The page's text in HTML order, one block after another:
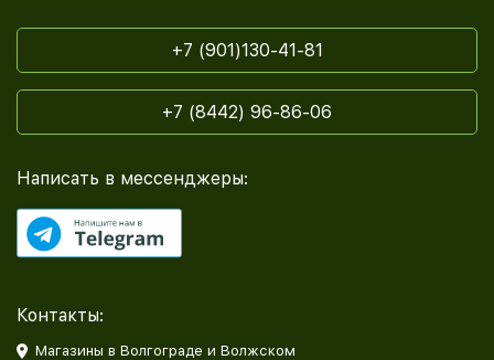
+7 (901)130-41-81
+7 (8442) 96-86-06
Написать в мессенджеры:
Контакты:
Магазины в Волгограде и Волжском